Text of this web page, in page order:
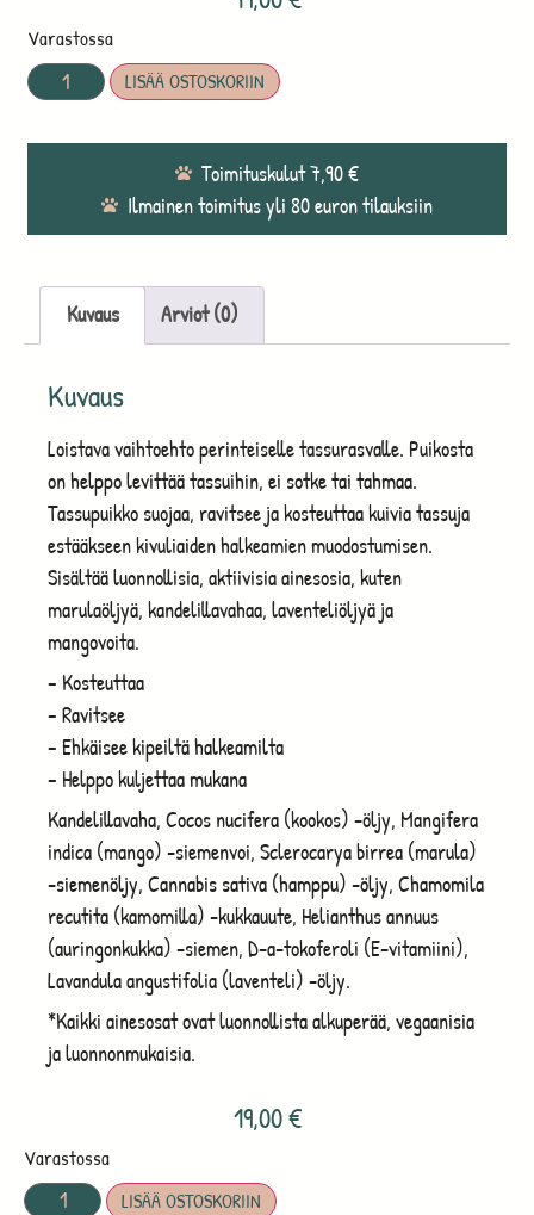
Varastossa
LISÄÄ OSTOSKORIIN
Toimituskulut 7,90 €
Ilmainen toimitus yli 80 euron tilauksiin
Kuvaus Arviot (0)
Kuvaus
Loistava vaihtoehto perinteiselle tassurasvalle. Puikosta
on helppo levittää tassuihin, ei sotke tai tahmaa.
Tassupuikko suojaa, ravitsee ja kosteuttaa kuivia tassuja
estääkseen kivuliaiden halkeamien muodostumisen.
Sisältää luonnollisia, aktiivisia ainesosia, kuten
marulaöljyä, kandelillavahaa, laventeliöljyä ja
mangovoita.
– Kosteuttaa
– Ravitsee
– Ehkäisee kipeiltä halkeamilta
– Helppo kuljettaa mukana
Kandelillavaha, Cocos nucifera (kookos) -öljy, Mangifera
indica (mango) -siemenvoi, Sclerocarya birrea (marula)
-siemenöljy, Cannabis sativa (hamppu) -öljy, Chamomila
recutita (kamomilla) -kukkauute, Helianthus annuus
(auringonkukka) -siemen, D-a-tokoferoli (E-vitamiini),
Lavandula angustifolia (laventeli) -öljy.
*Kaikki ainesosat ovat luonnollista alkuperää, vegaanisia
ja luonnonmukaisia.
19,00€
Varastossa
LISÄÄ OSTOSKORIIN